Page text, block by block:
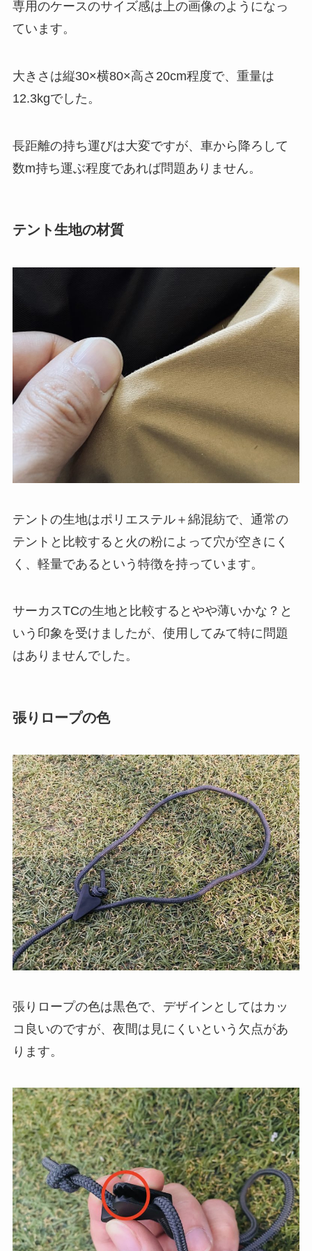
専用のケースのサイズ感は上の画像のようになっ
ています。
大きさは縦30×横80×高さ20cm程度で、重量は
12.3kgでした。
長距離の持ち運びは大変ですが、車から降ろして
数m持ち運ぶ程度であれば問題ありません。
テント生地の材質
テントの生地はポリエステル＋綿混紡で、通常の
テントと比較すると火の粉によって穴が空きにく
く、軽量であるという特徴を持っています。
サーカスTCの生地と比較するとやや薄いかな？と
いう印象を受けましたが、使用してみて特に問題
はありませんでした。
張りロープの色
張りロープの色は黒色で、デザインとしてはカッ
コ良いのですが、夜間は見にくいという欠点があ
ります。